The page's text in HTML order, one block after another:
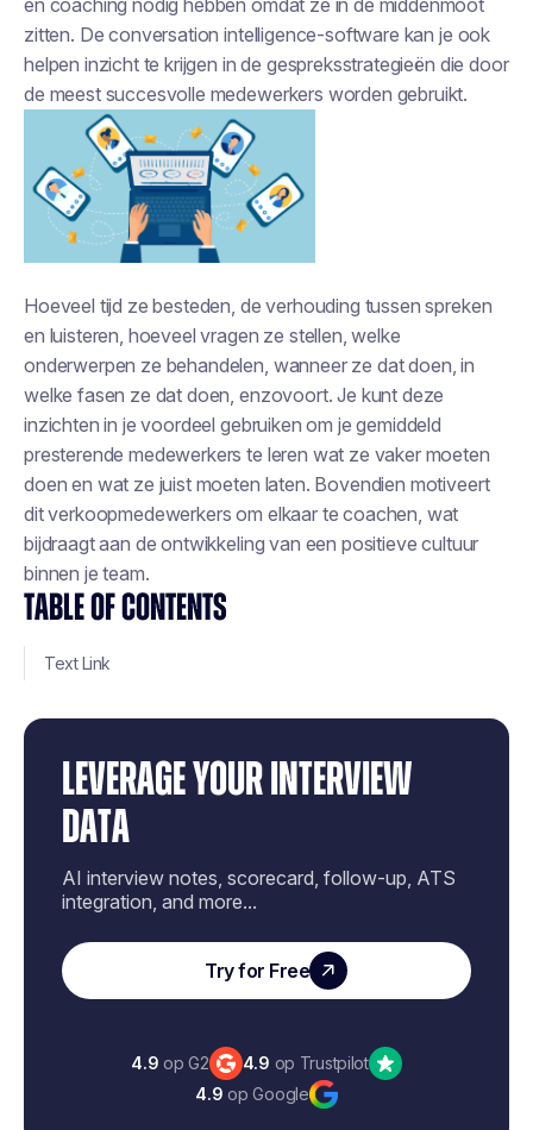
TABLE OF CONTENTS
Text Link
LEVERAGE YOUR INTERVIEW
DATA
AI interview notes, scorecard, follow-up, ATS
integration, and more...
Try for Free
4.9 op G2 4.9 op Trustpilot
4.9 op Google
zitten. De conversation intelligence-software kan je ook
helpen inzicht te krijgen in de gespreksstrategieën die door
de meest succesvolle medewerkers worden gebruikt.
Hoeveel tijd ze besteden, de verhouding tussen spreken
en luisteren, hoeveel vragen ze stellen, welke
onderwerpen ze behandelen, wanneer ze dat doen, in
welke fasen ze dat doen, enzovoort. Je kunt deze
inzichten in je voordeel gebruiken om je gemiddeld
presterende medewerkers te leren wat ze vaker moeten
doen en wat ze juist moeten laten. Bovendien motiveert
dit verkoopmedewerkers om elkaar te coachen, wat
bijdraagt aan de ontwikkeling van een positieve cultuur
binnen je team.